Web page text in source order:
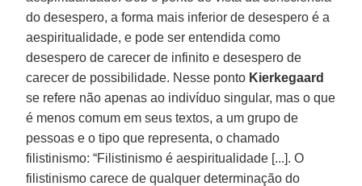
do desespero, a forma mais inferior de desespero é a
aespiritualidade, e pode ser entendida como
desespero de carecer de infinito e desespero de
carecer de possibilidade. Nesse ponto Kierkegaard
se refere não apenas ao indivíduo singular, mas o que
é menos comum em seus textos, a um grupo de
pessoas e o tipo que representa, o chamado
filistinismo: “Filistinismo é aespiritualidade [...]. O
filistinismo carece de qualquer determinação do